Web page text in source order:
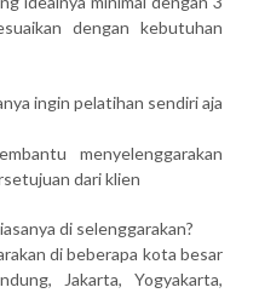
dengan kebutuhan
ingin pelatihan sendiri aja
menyelenggarakan
dari klien
di selenggarakan?
di beberapa kota besar
Jakarta, Yogyakarta,